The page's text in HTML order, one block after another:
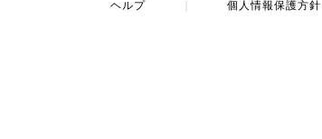
ヘルプ 個人情報保護方針